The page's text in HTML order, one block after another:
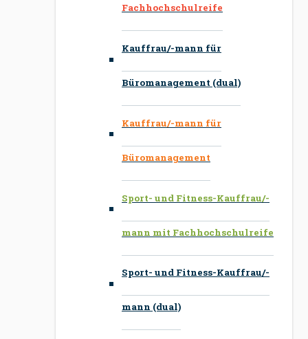
Fachhochschulreife
Kauffrau/-mann für
Büromanagement (dual)
Kauffrau/-mann für
Büromanagement
Sport- und Fitness-Kauffrau/-
mann mit Fachhochschulreife
Sport- und Fitness-Kauffrau/-
mann (dual)